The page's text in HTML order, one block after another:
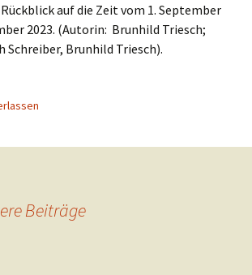
auf die Zeit vom 1. September
2023. (Autorin: Brunhild Triesch;
Schreiber, Brunhild Triesch).
Beiträge